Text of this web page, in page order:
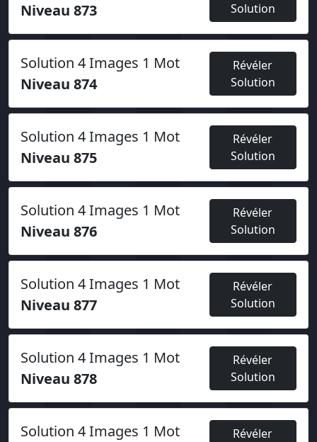
Niveau 873
Solution
Solution 4 Images 1 Mot
Niveau 874
Révéler
Solution
Solution 4 Images 1 Mot
Niveau 875
Révéler
Solution
Solution 4 Images 1 Mot
Niveau 876
Révéler
Solution
Solution 4 Images 1 Mot
Niveau 877
Révéler
Solution
Solution 4 Images 1 Mot
Niveau 878
Révéler
Solution
Solution 4 Images 1 Mot
Révéler